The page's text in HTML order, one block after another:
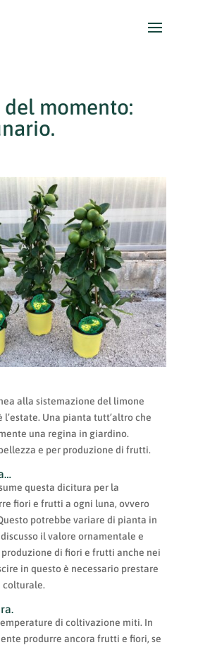
del momento:
alla sistemazione del limone
l’estate. Una pianta tutt’altro che
una regina in giardino.
e per produzione di frutti.
questa dicitura per la
fiori e frutti a ogni luna, ovvero
potrebbe variare di pianta in
il valore ornamentale e
produzione di fiori e frutti anche nei
in questo è necessario prestare
colturale.
di coltivazione miti. In
produrre ancora frutti e fiori, se